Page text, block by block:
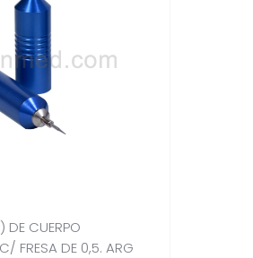
DE CUERPO
FRESA DE 0,5. ARG